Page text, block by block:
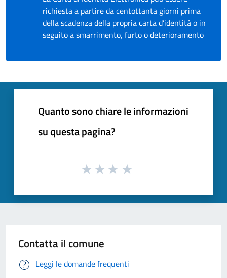
richiesta a partire da centottanta giorni prima
della scadenza della propria carta d’identità o in
seguito a smarrimento, furto o deterioramento
Quanto sono chiare le informazioni
su questa pagina?
Contatta il comune
Leggi le domande frequenti